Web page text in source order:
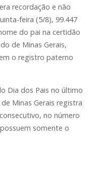
recordação e não
feira (5/8), 99.447
do pai na certidão
de Minas Gerais,
o registro paterno
Dia dos Pais no último
Minas Gerais registra
no número
somente o